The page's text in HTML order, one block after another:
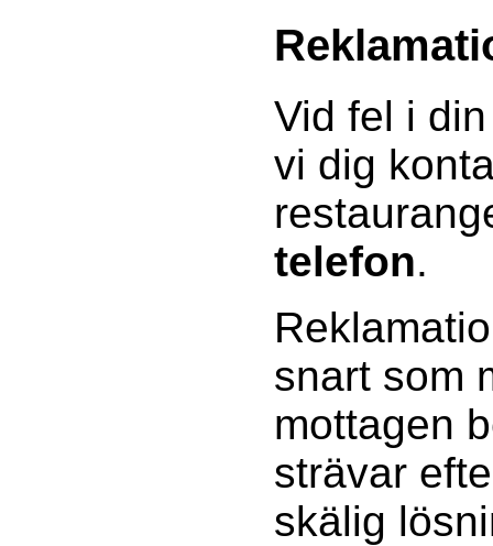
Vid fel i
vi dig
telefon.
snart som
mottagen
strävar
skälig